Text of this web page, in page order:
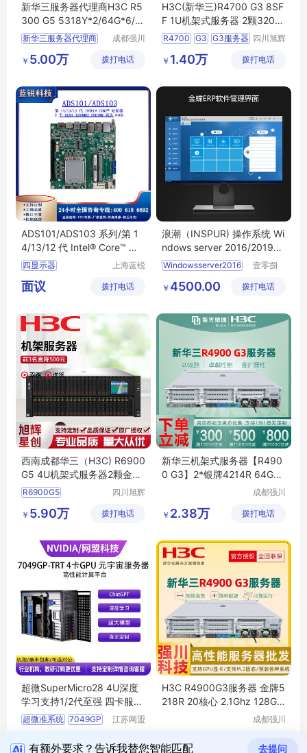
新华三服务器代理商H3C R5
300 G5 5318Y*2/64G*6/2.
4T*3/9361-1G缓存
新华三服务器代理商
成都强川
公司
￥ 5.00万 拨打电话
H3C(新华三)R4700 G3 8SF
F 1U机架式服务器 2颗3204/
32GB/2块1.2TBSAS
R4700 G3 G3服务器 四川旭辉
有限公司
￥ 1.40万 拨打电话
ADS101/ADS103 系列/第 1
4/13/12 代 Intel® Core™ 处
理器
四显示器
支持高达4K2K的分
多重扩展
上海蓝锐
有限公司
面议 拨打电话
浪潮（INSPUR) 操作系统 Wi
ndows server 2016/2019标
准中文版
Windowsserver2016
壹零捌
计算机有
￥ 4500.00 拨打电话
西南成都华三（H3C) R6900
G5 4U机架式服务器2颗金牌
5318H
R6900G5
4U机架式服务器
四川旭辉
有限公司
￥ 5.90万 拨打电话
新华三机架式服务器【R490
0 G3】2*银牌4214R 64G内
成都强川
公司
￥ 2.38万 拨打电话
超微SuperMicro28 4U深度
学习支持1/2代至强 四卡服务
器
超微准系统 7049GP
四卡服务器 人工智能
江苏网盟
有限公司
￥ 2.89万 拨打电话
H3C R4900G3服务器 金牌5
218R 20核心 2.1Ghz 128G 6
成都强川
公司
￥ 2.97万
有额外要求？告诉我替您智能匹配 去提问